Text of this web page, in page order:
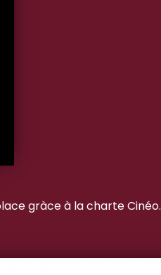
gràce à la charte Cinéo.